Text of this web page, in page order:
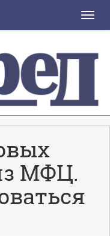
Toggle
МФЦ.